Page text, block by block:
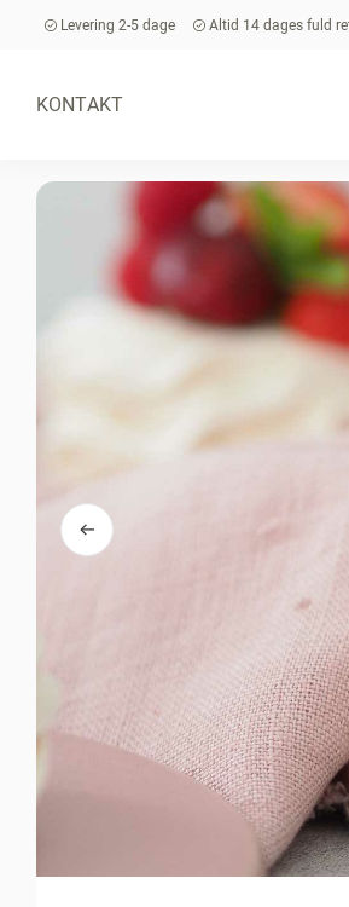
Levering 2-5 dage Altid 14 dages fuld
KONTAKT